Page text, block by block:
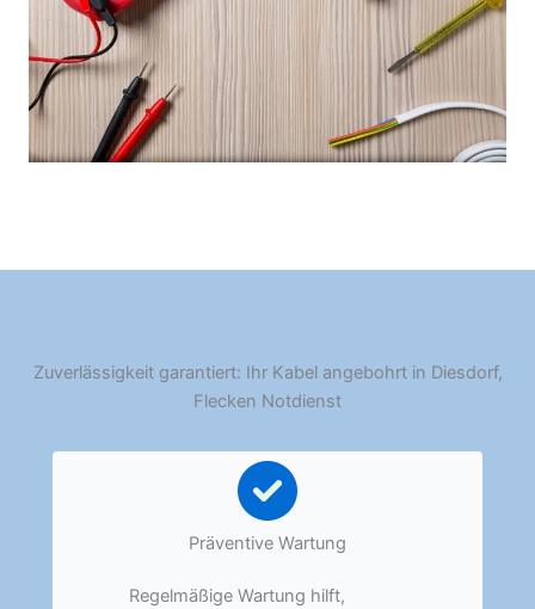
Zuverlässigkeit garantiert: Ihr Kabel angebohrt in Diesdorf,
Flecken Notdienst
Präventive Wartung
Regelmäßige Wartung hilft,